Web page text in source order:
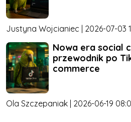
Justyna Wojcianiec | 2026-07-03
Nowa era social
przewodnik po
commerce
Ola Szczepaniak | 2026-06-19